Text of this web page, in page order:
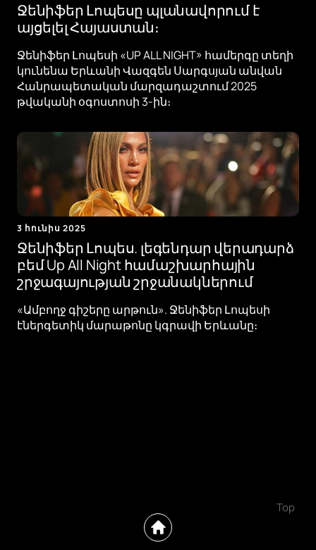
Ջենիֆեր Լոպեսը պլանավորում է
այցելել Հայաստան։
Ջենիֆեր Լոպեսի «UP ALL NIGHT» համերգը տեղի
կունենա Երևանի Վազգեն Սարգսյան անվան
Հանրապետական ​​մարզադաշտում 2025
թվականի օգոստոսի 3-ին։
3 հունիս 2025
Ջենիֆեր Լոպես. լեգենդար վերադարձ
բեմ Up All Night համաշխարհային
շրջագայության շրջանակներում
«Ամբողջ գիշերը արթուն». Ջենիֆեր Լոպեսի
էներգետիկ մարաթոնը կգրավի Երևանը։
Top